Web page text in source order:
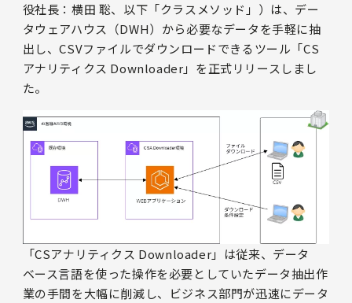
役社長：横田 聡、以下「クラスメソッド」）は、デー
タウェアハウス（DWH）から必要なデータを手軽に抽
出し、CSVファイルでダウンロードできるツール「CS
アナリティクス Downloader」を正式リリースしまし
た。
「CSアナリティクス Downloader」は従来、データ
ベース言語を使った操作を必要としていたデータ抽出作
業の手間を大幅に削減し、ビジネス部門が迅速にデータ